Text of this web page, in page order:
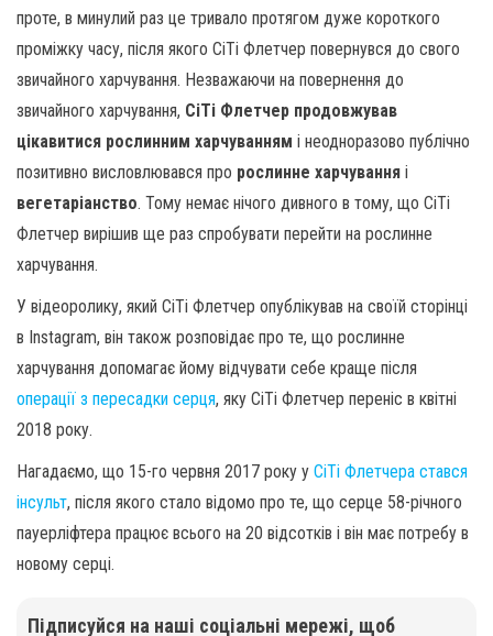
проте, в минулий раз це тривало протягом дуже короткого
проміжку часу, після якого СіТі Флетчер повернувся до свого
звичайного харчування. Незважаючи на повернення до
звичайного харчування, СіТі Флетчер продовжував
цікавитися рослинним харчуванням і неодноразово публічно
позитивно висловлювався про рослинне харчування і
вегетаріанство. Тому немає нічого дивного в тому, що СіТі
Флетчер вирішив ще раз спробувати перейти на рослинне
харчування.
У відеоролику, який СіТі Флетчер опублікував на своїй сторінці
в Instagram, він також розповідає про те, що рослинне
харчування допомагає йому відчувати себе краще після
операції з пересадки серця, яку СіТі Флетчер переніс в квітні
2018 року.
Нагадаємо, що 15-го червня 2017 року у СіТі Флетчера стався
інсульт, після якого стало відомо про те, що серце 58-річного
пауерліфтера працює всього на 20 відсотків і він має потребу в
новому серці.
Підписуйся на наші соціальні мережі, щоб